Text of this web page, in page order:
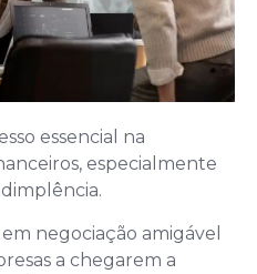
essencial na
especialmente
negociação amigável
a chegarem a